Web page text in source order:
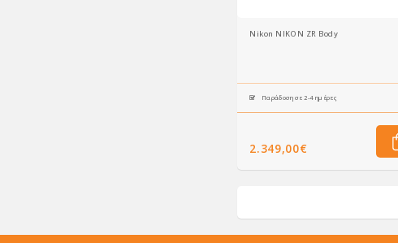
Nikon NIKON ZR Body
Παράδοση σε 2-4 ημέρες
2.349,00€